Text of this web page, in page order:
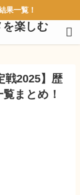
果一覧！
楽しむ
戦2025】歴
まとめ！